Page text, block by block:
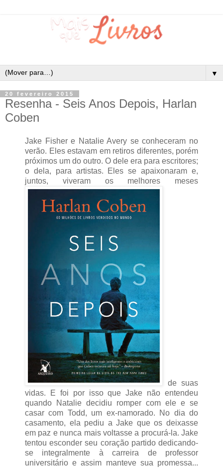
▼
20 fevereiro 2015
Resenha - Seis Anos Depois, Harlan
Coben
Jake Fisher e Natalie Avery se conheceram no
verão. Eles estavam em retiros diferentes, porém
próximos um do outro. O dele era para escritores;
o dela, para artistas. Eles se apaixonaram e,
juntos, viveram os melhores meses
de suas
vidas. E foi por isso que Jake não entendeu
quando Natalie decidiu romper com ele e se
casar com Todd, um ex-namorado. No dia do
casamento, ela pediu a Jake que os deixasse
em paz e nunca mais voltasse a procurá-la. Jake
tentou esconder seu coração partido dedicando-
se integralmente à carreira de professor
universitário e assim manteve sua promessa...